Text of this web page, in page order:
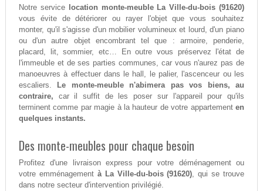
Notre service
location monte-meuble La Ville-du-bois (91620)
vous évite de détériorer ou rayer l'objet que vous souhaitez
monter, qu'il s'agisse d'un mobilier volumineux et lourd, d'un piano
ou d'un autre objet encombrant tel que : armoire, penderie,
placard, lit, sommier, etc… En outre vous préservez l'état de
l'immeuble et de ses parties communes, car vous n'aurez pas de
manoeuvres à effectuer dans le hall, le palier, l'ascenceur ou les
escaliers.
Le monte-meuble n'abimera pas vos biens, au
contraire, car il suffit de les poser sur l'appareil pour qu'ils
terminent comme par magie à la hauteur de votre appartementen
quelques instants.
Des monte-meubles pour chaque besoin
Profitez d'une livraison express pour votre déménagement ou
votre emménagement à La Ville-du-bois (91620), qui se trouve
dans notre secteur d'intervention privilégié.